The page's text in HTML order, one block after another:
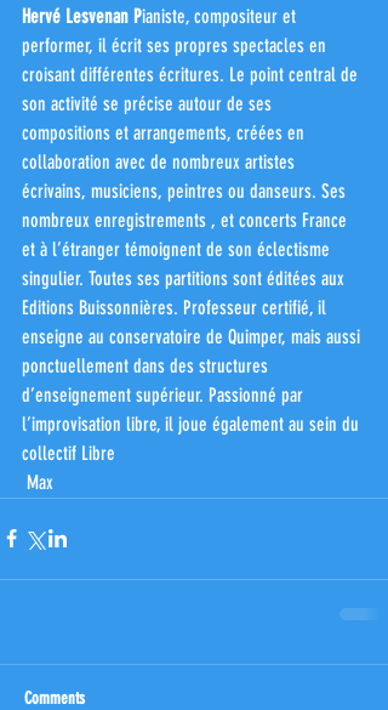
Hervé Lesvenan Pianiste, compositeur et
performer, il écrit ses propres spectacles en
croisant différentes écritures. Le point central de
son activité se précise autour de ses
compositions et arrangements, créées en
collaboration avec de nombreux artistes
écrivains, musiciens, peintres ou danseurs. Ses
nombreux enregistrements , et concerts France
et à l’étranger témoignent de son éclectisme
singulier. Toutes ses partitions sont éditées aux
Editions Buissonnières. Professeur certifié, il
enseigne au conservatoire de Quimper, mais aussi
ponctuellement dans des structures
d’enseignement supérieur. Passionné par
l’improvisation libre, il joue également au sein du
collectif Libre
Max
Comments